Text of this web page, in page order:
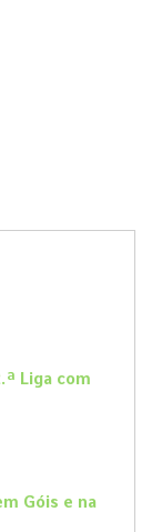
Liga com
Góis e na